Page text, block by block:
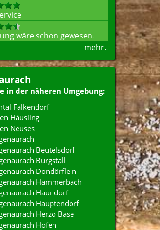
wäre schon gewesen.
mehr..
in der näheren Umgebung:
Falkendorf
Häusling
Neuses
Beutelsdorf
Burgstall
Dondörflein
Hammerbach
Haundorf
Hauptendorf
Herzo Base
Höfen